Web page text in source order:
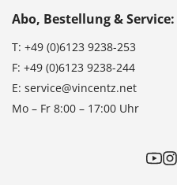
Abo, Bestellung & Service:
T: +49 (0)6123 9238-253
F: +49 (0)6123 9238-244
E: service@vincentz.net
Mo – Fr 8:00 – 17:00 Uhr